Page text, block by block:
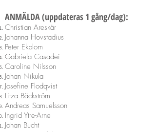
ANMÄLDA(uppdateras 1 gång/dag):
Christian Areskär
Johanna Hovstadius
Peter Ekblom
Gabriela Casadei
Caroline Nilsson
Johan Nikula
Josefine Flodqvist
Litza Bäckström
Andreas Samuelsson
Ingrid Ytre-Arne
Johan Bucht